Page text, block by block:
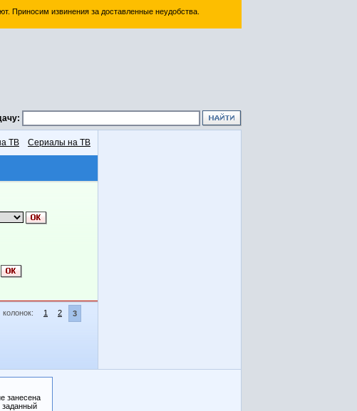
Приносим извинения за доставленные неудобства.
ТВ Сериалы на ТВ
колонок: 1 2 3
занесена